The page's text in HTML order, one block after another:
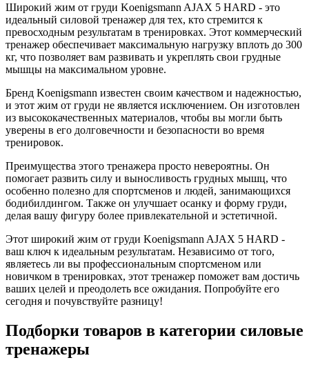
Широкий жим от груди Koenigsmann AJAX 5 HARD - это
идеальный силовой тренажер для тех, кто стремится к
превосходным результатам в тренировках. Этот коммерческий
тренажер обеспечивает максимальную нагрузку вплоть до 300
кг, что позволяет вам развивать и укреплять свои грудные
мышцы на максимальном уровне.
Бренд Koenigsmann известен своим качеством и надежностью,
и этот жим от груди не является исключением. Он изготовлен
из высококачественных материалов, чтобы вы могли быть
уверены в его долговечности и безопасности во время
тренировок.
Преимущества этого тренажера просто невероятны. Он
помогает развить силу и выносливость грудных мышц, что
особенно полезно для спортсменов и людей, занимающихся
бодибилдингом. Также он улучшает осанку и форму груди,
делая вашу фигуру более привлекательной и эстетичной.
Этот широкий жим от груди Koenigsmann AJAX 5 HARD -
ваш ключ к идеальным результатам. Независимо от того,
являетесь ли вы профессиональным спортсменом или
новичком в тренировках, этот тренажер поможет вам достичь
ваших целей и преодолеть все ожидания. Попробуйте его
сегодня и почувствуйте разницу!
Подборки товаров в категории силовые
тренажеры